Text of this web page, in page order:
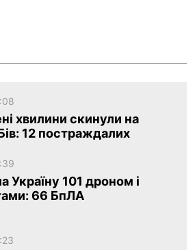
хвилини скинули на
12 постраждалих
Україну 101 дроном і
66 БпЛА